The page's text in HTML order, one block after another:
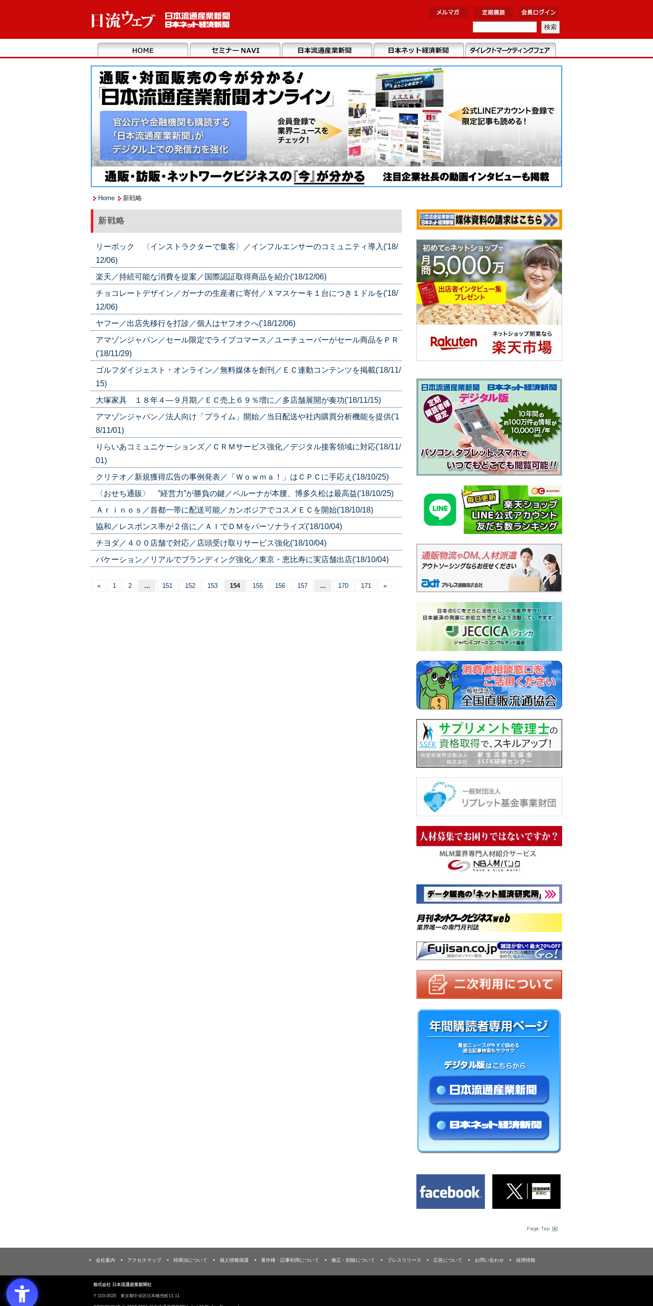
Home 新戦略
新戦略
リーボック 〈インストラクターで集客〉／インフルエンサーのコミュニティ導入('18/
12/06)
楽天／持続可能な消費を提案／国際認証取得商品を紹介('18/12/06)
チョコレートデザイン／ガーナの生産者に寄付／Ｘマスケーキ１台につき１ドルを('18/
12/06)
ヤフー／出店先移行を打診／個人はヤフオクへ('18/12/06)
アマゾンジャパン／セール限定でライブコマース／ユーチューバーがセール商品をＰＲ
('18/11/29)
ゴルフダイジェスト・オンライン／無料媒体を創刊／ＥＣ連動コンテンツを掲載('18/11/
15)
大塚家具 １８年４―９月期／ＥＣ売上６９％増に／多店舗展開が奏功('18/11/15)
アマゾンジャパン／法人向け「プライム」開始／当日配送や社内購買分析機能を提供('1
8/11/01)
りらいあコミュニケーションズ／ＣＲＭサービス強化／デジタル接客領域に対応('18/11/
01)
クリテオ／新規獲得広告の事例発表／「Ｗｏｗｍａ！」はＣＰＣに手応え('18/10/25)
〈おせち通販〉 ”経営力”が勝負の鍵／ベルーナが本腰、博多久松は最高益('18/10/25)
Ａｒｉｎｏｓ／首都一帯に配送可能／カンボジアでコスメＥＣを開始('18/10/18)
協和／レスポンス率が２倍に／ＡＩでＤＭをパーソナライズ('18/10/04)
チヨダ／４００店舗で対応／店頭受け取りサービス強化('18/10/04)
バケーション／リアルでブランディング強化／東京・恵比寿に実店舗出店('18/10/04)
« 1 2 ... 151 152 153 154 155 156 157 ... 170 171 »
会社案内 アクセスマップ 特商法について 個人情報保護 著作権・記事利用について 修正・削除について プレスリリース 広告について お問い合わせ 採用情報
株式会社 日本流通産業新聞社
〒103‐0026 東京都中央区日本橋兜町11-11